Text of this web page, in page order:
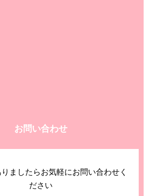
お問い合わせ
ましたらお気軽にお問い合わせく
ださい